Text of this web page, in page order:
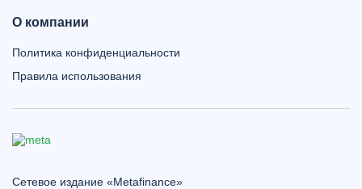
О компании
Политика конфиденциальности
Правила использования
Сетевое издание «Metafinance»